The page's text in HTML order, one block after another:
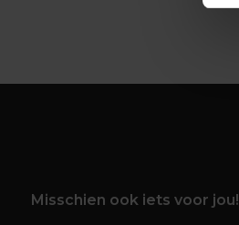
Misschien ook iets voor jou!